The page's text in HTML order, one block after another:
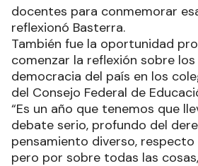
docentes para conmemorar
reflexionó Basterra.
También fue la oportunidad
comenzar la reflexión sobre
democracia del país en los
del Consejo Federal de
“Es un año que tenemos que
debate serio, profundo del
pensamiento diverso, respecto
pero por sobre todas las